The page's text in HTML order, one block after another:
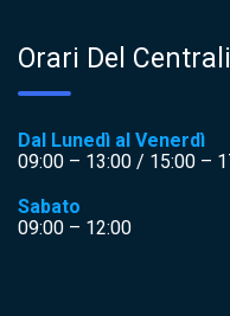
Orari Del
Dal Lunedì al Venerdì
09:00 – 13:00 / 15:00 –
Sabato
09:00 – 12:00